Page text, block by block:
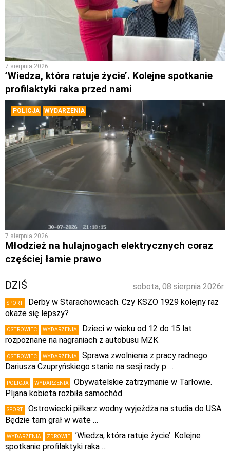
7 sierpnia 2026
’Wiedza, która ratuje życie’. Kolejne spotkanie
profilaktyki raka przed nami
POLICJA WYDARZENIA
7 sierpnia 2026
Młodzież na hulajnogach elektrycznych coraz
częściej łamie prawo
sobota, 08 sierpnia 2026r.
DZIŚ
SPORT
Derby w Starachowicach. Czy KSZO 1929 kolejny raz
okaże się lepszy?
OSTROWIEC WYDARZENIA
Dzieci w wieku od 12 do 15 lat
rozpoznane na nagraniach z autobusu MZK
OSTROWIEC WYDARZENIA
Sprawa zwolnienia z pracy radnego
Dariusza Czupryńskiego stanie na sesji rady p …
POLICJA WYDARZENIA
Obywatelskie zatrzymanie w Tarłowie.
PIjana kobieta rozbiła samochód
SPORT
Ostrowiecki piłkarz wodny wyjeżdża na studia do USA.
Będzie tam grał w wate …
WYDARZENIA ZDROWIE
’Wiedza, która ratuje życie’. Kolejne
spotkanie profilaktyki raka …